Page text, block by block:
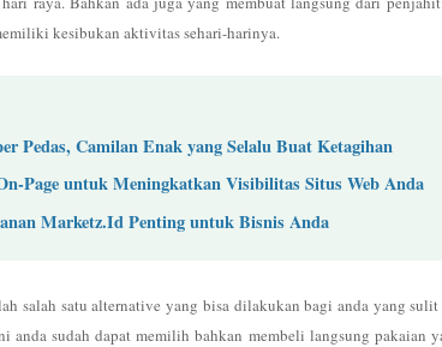
kesibukan aktivitas sehari-harinya.
Pedas, Camilan Enak yang Selalu Buat Ketagihan
Page untuk Meningkatkan Visibilitas Situs Web Anda
Marketz.Id Penting untuk Bisnis Anda
salah satu alternative yang bisa dilakukan bagi anda yang
anda sudah dapat memilih bahkan membeli langsung pakaian